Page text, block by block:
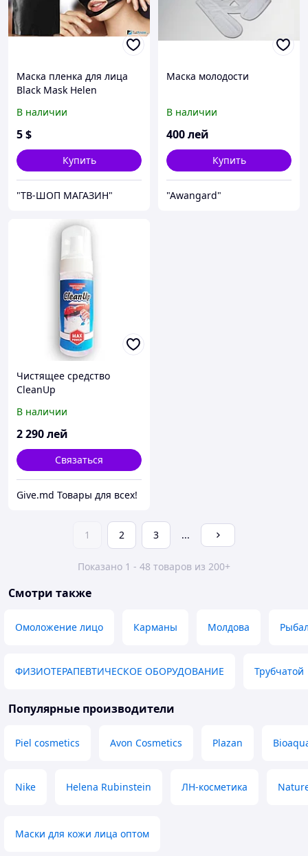
Маска пленка для лица
Black Mask Helen
В наличии
5$
Купить
"ТВ-ШОП МАГАЗИН"
Маска молодости
В наличии
400лей
Купить
"Аwangard"
Чистящее средство
CleanUp
В наличии
2 290лей
Связаться
Give.md Товары для всех!
1 2 3 ...
Показано 1 - 48 товаров из 200+
Смотри также
Омоложение лицо Карманы Молдова
ФИЗИОТЕРАПЕВТИЧЕСКОЕ ОБОРУДОВАНИЕ Трубчатой
Популярные производители
Piel cosmetics Avon Cosmetics Plazan
Nike Helena Rubinstein ЛН-косметика
Маски для кожи лица оптом